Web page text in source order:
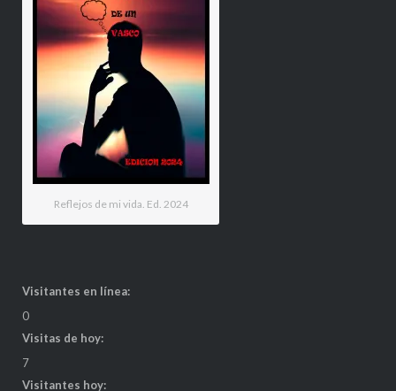
Reflejos de mi vida. Ed. 2024
Visitantes en línea:
0
Visitas de hoy:
7
Visitantes hoy: